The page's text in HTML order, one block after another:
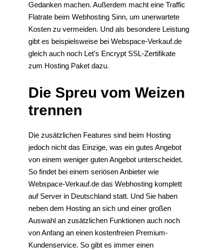
Gedanken machen. Außerdem macht eine Traffic
Flatrate beim Webhosting Sinn, um unerwartete
Kosten zu vermeiden. Und als besondere Leistung
gibt es beispielsweise bei Webspace-Verkauf.de
gleich auch noch Let's Encrypt SSL-Zertifikate
zum Hosting Paket dazu.
Die Spreu vom Weizen
trennen
Die zusätzlichen Features sind beim Hosting
jedoch nicht das Einzige, was ein gutes Angebot
von einem weniger guten Angebot unterscheidet.
So findet bei einem seriösen Anbieter wie
Webspace-Verkauf.de das Webhosting komplett
auf Server in Deutschland statt. Und Sie haben
neben dem Hosting an sich und einer großen
Auswahl an zusätzlichen Funktionen auch noch
von Anfang an einen kostenfreien Premium-
Kundenservice. So gibt es immer einen